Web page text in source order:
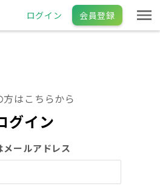
ログイン 会員登録
方はこちらから
グイン
ールアドレス